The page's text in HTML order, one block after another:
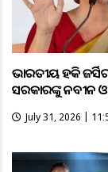
ଭାରତୀୟ ହକି
ସରକାରଙ୍କୁ ନବୀନ ଓ
July 31, 2026 |